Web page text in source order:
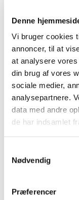
Denne
Vi bruger cookies
annoncer, til at
at analysere
din brug af vores
sociale medier,
analysepartnere.
data med andre
de har indsamlet
Nødvendig
Præferencer